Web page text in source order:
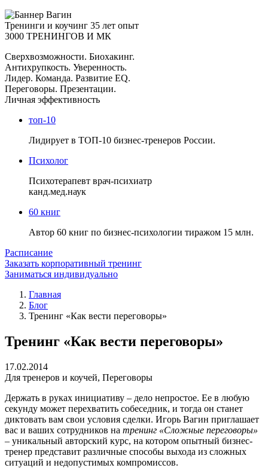
Тренинги и коучинг 35 лет опыт
3000 ТРЕНИНГОВ И МК
Сверхвозможности. Биохакинг.
Антихрупкость. Уверенность.
Лидер. Команда. Развитие EQ.
Переговоры. Презентации.
Личная эффективность
топ-10
Лидирует в ТОП-10 бизнес-тренеров России.
Психолог
Психотерапевт врач-психиатр
канд.мед.наук
60 книг
Автор 60 книг по бизнес-психологии тиражом 15 млн.
Расписание
Заказать корпоративный тренинг
Заниматься индивидуально
Главная
Блог
Тренинг «Как вести переговоры»
Тренинг «Как вести переговоры»
17.02.2014
Для тренеров и коучей, Переговоры
Держать в руках инициативу – дело непростое. Ее в любую
секунду может перехватить собеседник, и тогда он станет
диктовать вам свои условия сделки. Игорь Вагин приглашает
вас и ваших сотрудников на тренинг «Сложные переговоры»
– уникальный авторский курс, на котором опытный бизнес-
тренер представит различные способы выхода из сложных
ситуаций и недопустимых компромиссов.